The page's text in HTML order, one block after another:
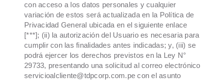
con acceso a los datos personales y cualquier
variación de estos será actualizada en la Política de
Privacidad General ubicada en el siguiente enlace
[***]; (ii) la autorización del Usuario es necesaria para
cumplir con las finalidades antes indicadas; y, (iii) se
podrá ejercer los derechos previstos en la Ley N°
29733, presentando una solicitud al correo electrónico
servicioalcliente@tdpcorp.com.pe con el asunto